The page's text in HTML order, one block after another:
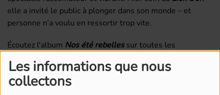
Les informations que nous
collectons
elle a invité le public à plonger dans son monde – et
personne n’a voulu en ressortir trop vite.
Écoutez l'album Nos été rebellessur toutes les
www.veroniquebilodeau.com